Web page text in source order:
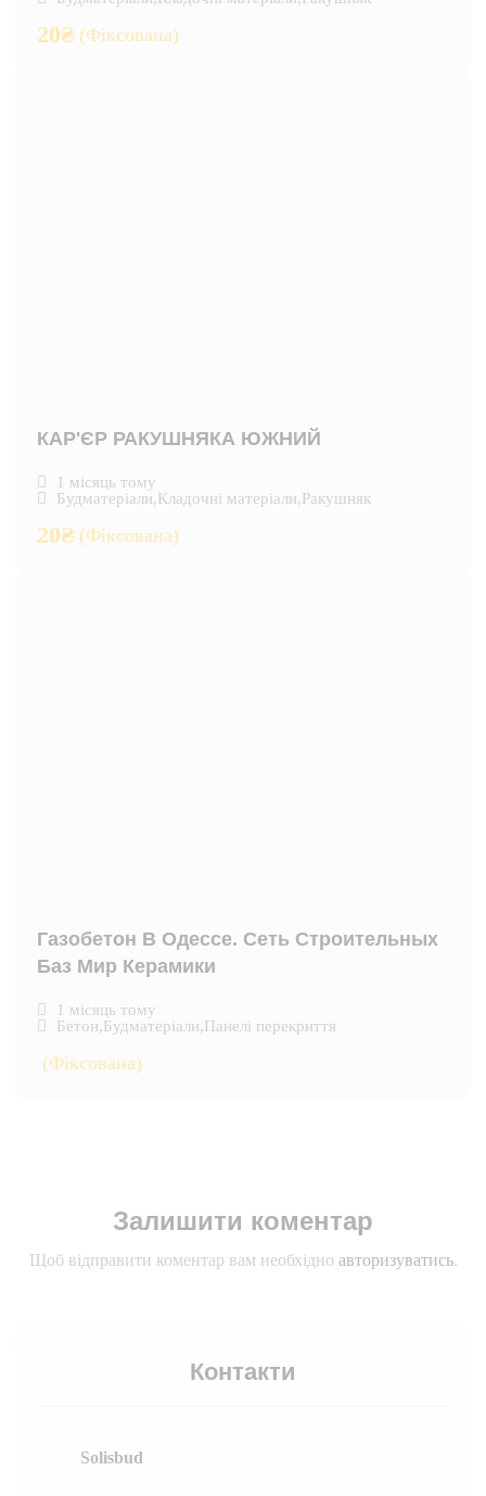
20₴ (Фіксована)
КАР'ЄР РАКУШНЯКА ЮЖНИЙ
1 місяць тому
Будматеріали,Кладочні матеріали,Ракушняк
20₴ (Фіксована)
Газобетон В Одессе. Сеть Строительных
Баз Мир Керамики
1 місяць тому
Бетон,Будматеріали,Панелі перекриття
(Фіксована)
Залишити коментар
Щоб відправити коментар вам необхідно авторизуватись.
Контакти
Solisbud